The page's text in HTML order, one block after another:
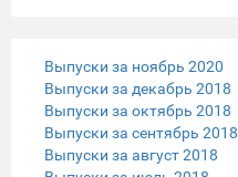
Выпуски за ноябрь 2020
Выпуски за декабрь 2018
Выпуски за октябрь 2018
Выпуски за сентябрь 2018
Выпуски за август 2018